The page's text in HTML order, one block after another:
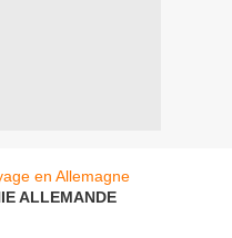
ALLEMANDE